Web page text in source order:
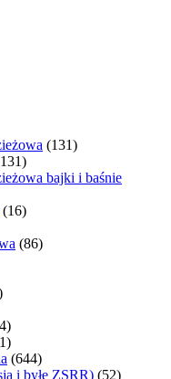
(131)
bajki i baśnie
(16)
(86)
(644)
i byłe ZSRR) (52)